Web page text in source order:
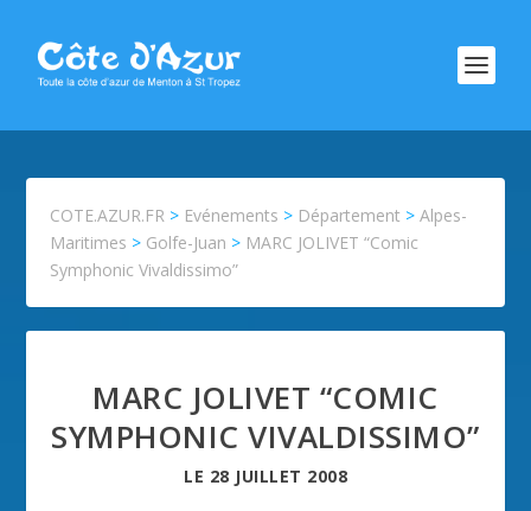
COTE.AZUR.FR > Evénements > Département >Alpes-
Maritimes > Golfe-Juan > MARC JOLIVET “Comic
Symphonic Vivaldissimo”
MARC JOLIVET “COMIC
SYMPHONIC VIVALDISSIMO”
LE 28 JUILLET 2008